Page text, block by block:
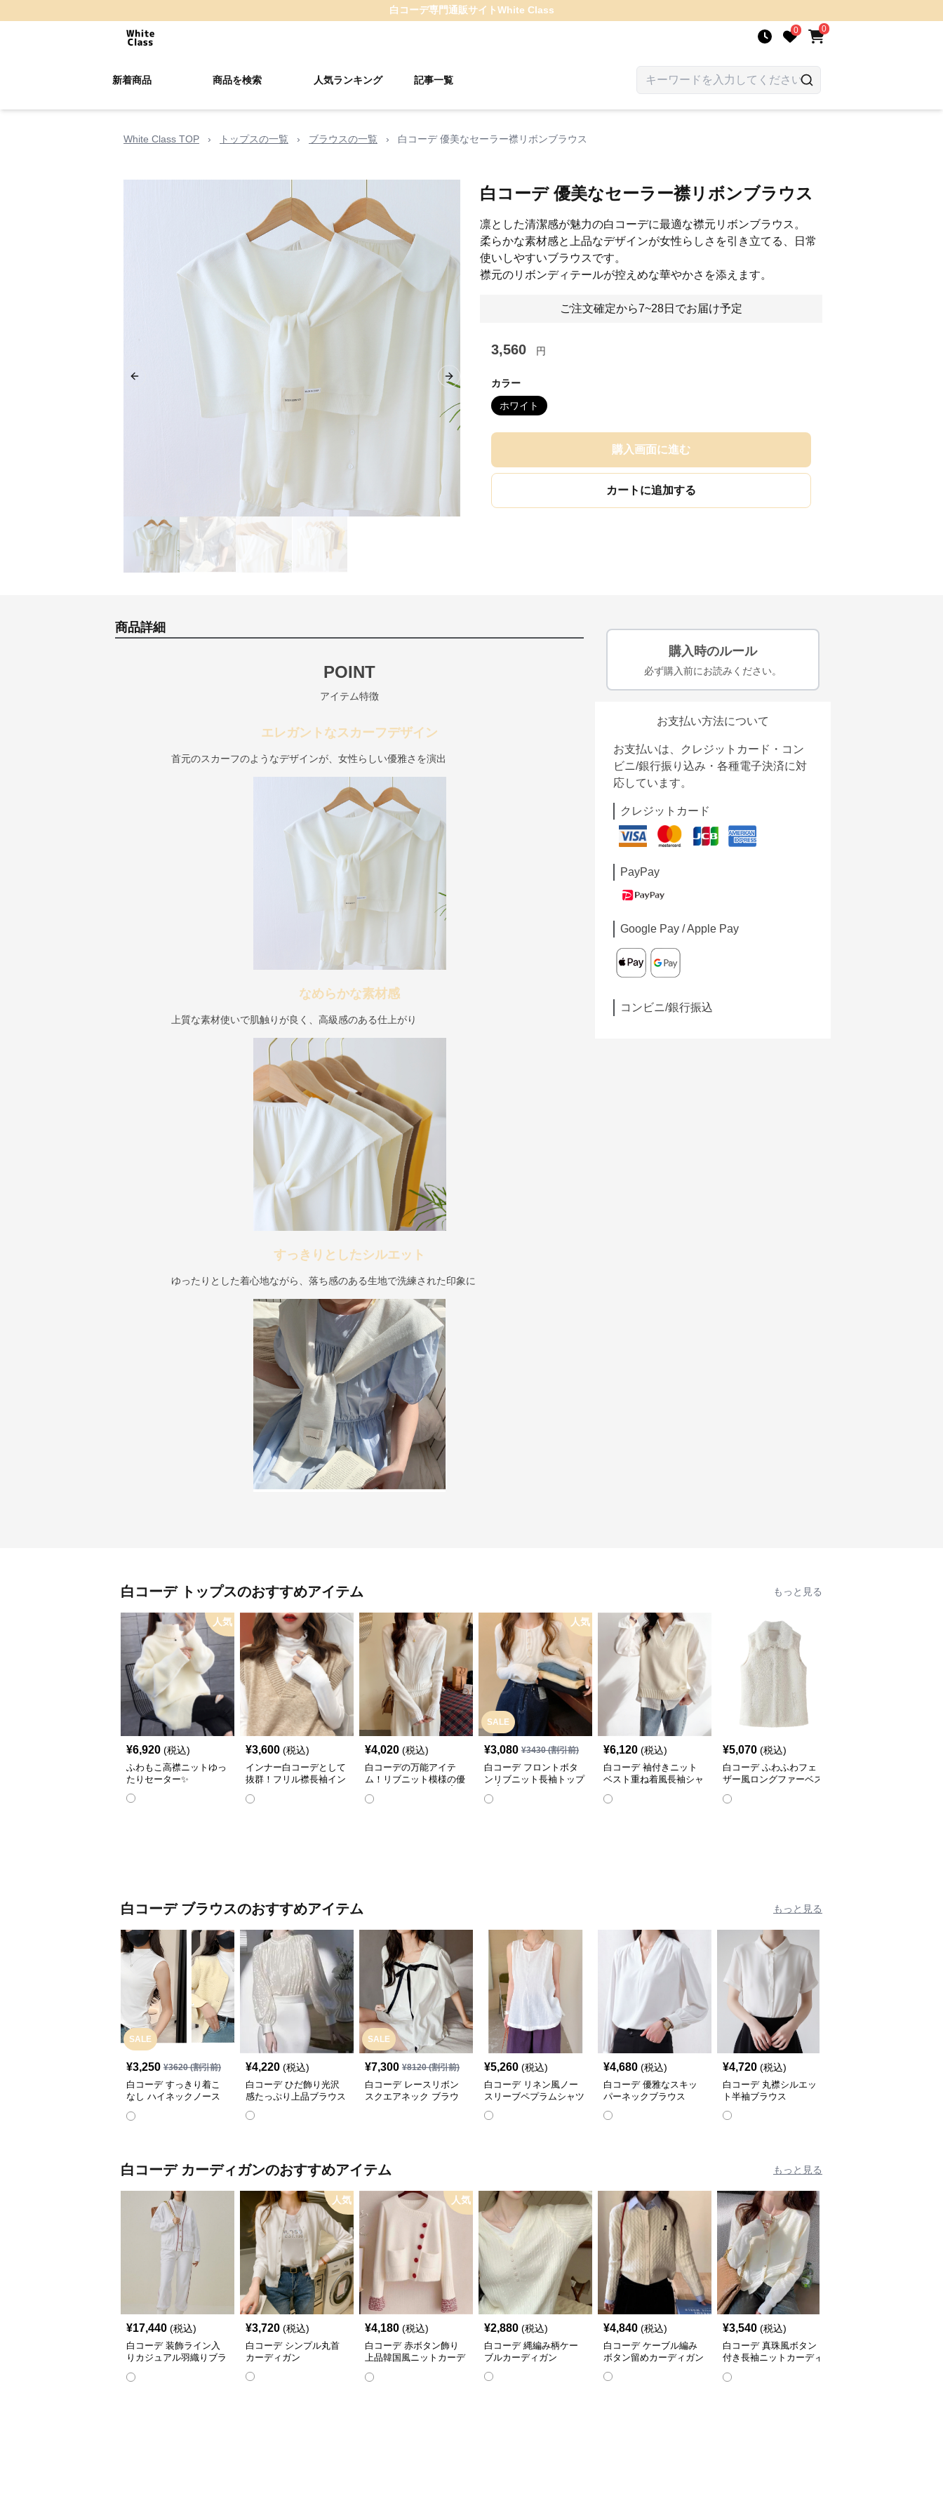
白コーデ専門通販サイトWhite Class
0 0
新着商品 商品を検索 人気ランキング 記事一覧
White Class TOP › トップスの一覧 › ブラウスの一覧 › 白コーデ 優美なセーラー襟リボンブラウス
Previous slide Next slide
白コーデ 優美なセーラー襟リボンブラウス
凛とした清潔感が魅力の白コーデに最適な襟元リボンブラウス。
柔らかな素材感と上品なデザインが女性らしさを引き立てる、日常
使いしやすいブラウスです。
襟元のリボンディテールが控えめな華やかさを添えます。
ご注文確定から7~28日でお届け予定
3,560 円
カラー
ホワイト
購入画面に進む
カートに追加する
商品詳細
POINT
アイテム特徴
エレガントなスカーフデザイン
首元のスカーフのようなデザインが、女性らしい優雅さを演出
なめらかな素材感
上質な素材使いで肌触りが良く、高級感のある仕上がり
すっきりとしたシルエット
ゆったりとした着心地ながら、落ち感のある生地で洗練された印象に
購入時のルール
必ず購入前にお読みください。
お支払い方法について
お支払いは、クレジットカード・コン
ビニ/銀行振り込み・各種電子決済に対
応しています。
クレジットカード
PayPay
Google Pay / Apple Pay
コンビニ/銀行振込
白コーデ トップスのおすすめアイテム もっと見る
人気
¥6,920 (税込)
ふわもこ高襟ニットゆっ
たりセーター✨
¥3,600 (税込)
インナー白コーデとして
抜群！フリル襟長袖イン
¥4,020 (税込)
白コーデの万能アイテ
ム！リブニット模様の優
SALE
人気
¥3,080 ¥3430(割引前)
白コーデ フロントボタ
ンリブニット長袖トップ
¥6,120 (税込)
白コーデ 袖付きニット
ベスト重ね着風長袖シャ
¥5,070 (税込)
白コーデ ふわふわフェ
ザー風ロングファーベス
白コーデ ブラウスのおすすめアイテム もっと見る
SALE
¥3,250 ¥3620(割引前)
白コーデ すっきり着こ
なし ハイネックノース
¥4,220 (税込)
白コーデ ひだ飾り光沢
感たっぷり上品ブラウス
SALE
¥7,300 ¥8120(割引前)
白コーデ レースリボン
スクエアネック ブラウ
¥5,260 (税込)
白コーデ リネン風ノー
スリーブペプラムシャツ
¥4,680 (税込)
白コーデ 優雅なスキッ
パーネックブラウス
¥4,720 (税込)
白コーデ 丸襟シルエッ
ト半袖ブラウス
白コーデ カーディガンのおすすめアイテム もっと見る
¥17,440 (税込)
白コーデ 装飾ライン入
りカジュアル羽織りブラ
人気
¥3,720 (税込)
白コーデ シンプル丸首
カーディガン
人気
¥4,180 (税込)
白コーデ 赤ボタン飾り
上品韓国風ニットカーデ
¥2,880 (税込)
白コーデ 縄編み柄ケー
ブルカーディガン
¥4,840 (税込)
白コーデ ケーブル編み
ボタン留めカーディガン
¥3,540 (税込)
白コーデ 真珠風ボタン
付き長袖ニットカーディ